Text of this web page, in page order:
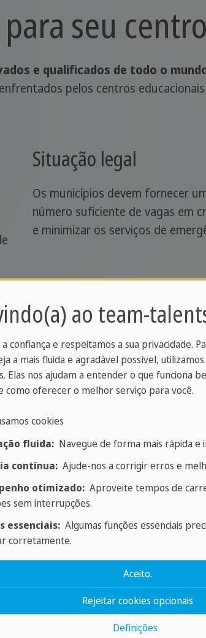
seu
e qualificados de todo o
pelos centros educacionais
Situação legal
Os municípios devem fornecer
número suficiente de vagas em
e minimizar os serviços de
educacionais
Conectamos
organizações e
às qualificações
visão
com todas as
de visto e
estrangeiras.
Suporte
até o
da
pessoal -
treinamos
ao team-
confiança e respeitamos a sua privacidade.
a mais fluida e agradável possível,
Elas nos ajudam a entender o que funciona
como oferecer o melhor serviço para você.
cookies
fluida:Navegue de forma mais rápida e
contínua:Ajude-nos a corrigir erros e
otimizado:Aproveite tempos de
sem interrupções.
essenciais:Algumas funções essenciais
corretamente.
Definições
Rejeitar cookies opcionais
Aceito.